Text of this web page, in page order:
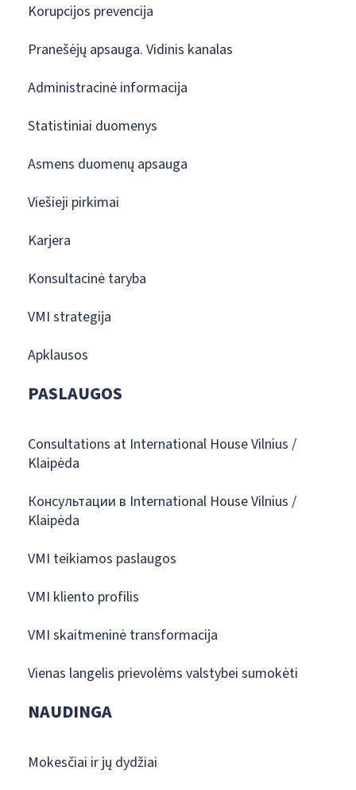
Korupcijos prevencija
Pranešėjų apsauga. Vidinis kanalas
Administracinė informacija
Statistiniai duomenys
Asmens duomenų apsauga
Viešieji pirkimai
Karjera
Konsultacinė taryba
VMI strategija
Apklausos
PASLAUGOS
Consultations at International House Vilnius /
Klaipėda
Консультации в International House Vilnius /
Klaipėda
VMI teikiamos paslaugos
VMI kliento profilis
VMI skaitmeninė transformacija
Vienas langelis prievolėms valstybei sumokėti
NAUDINGA
Mokesčiai ir jų dydžiai